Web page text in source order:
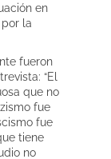
en
la
fueron
“El
que no
fue
fue
tiene
no